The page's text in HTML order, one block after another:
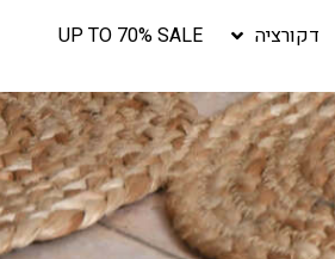
דקורציה UP TO 70% SALE